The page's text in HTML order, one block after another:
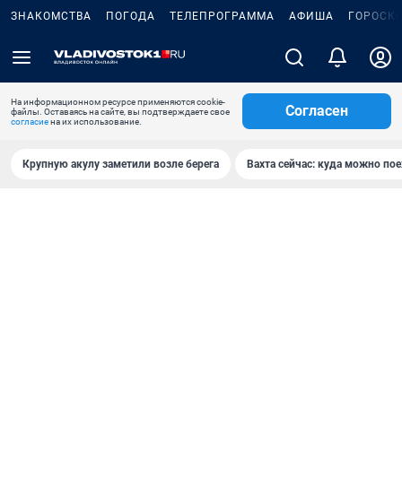
ЗНАКОМСТВА ПОГОДА ТЕЛЕПРОГРАММА АФИША
На информационном ресурсе применяются cookie-
файлы. Оставаясь на сайте, вы подтверждаете свое
согласиена их использование.
Согласен
Крупную акулу заметили возле берега Вахта сейчас: куда можно